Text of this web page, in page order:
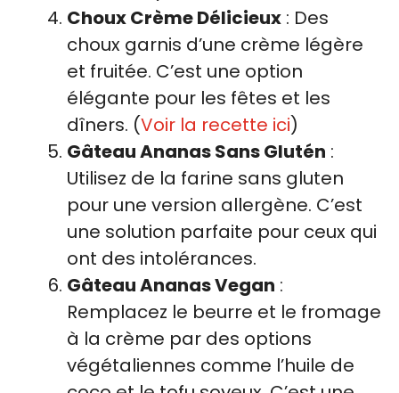
Choux Crème Délicieux : Des
choux garnis d’une crème légère
et fruitée. C’est une option
élégante pour les fêtes et les
dîners. (Voir la recette ici)
Gâteau Ananas Sans Glutén :
Utilisez de la farine sans gluten
pour une version allergène. C’est
une solution parfaite pour ceux qui
ont des intolérances.
Gâteau Ananas Vegan :
Remplacez le beurre et le fromage
à la crème par des options
végétaliennes comme l’huile de